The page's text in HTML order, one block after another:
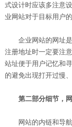
式设计时应该多注意
业网站对于目标用户
企业网站的网址是
注册地址时一定要注
站址便于用户记忆和
的避免出现打开过慢
第二部分细节，网
网站的内链和导航